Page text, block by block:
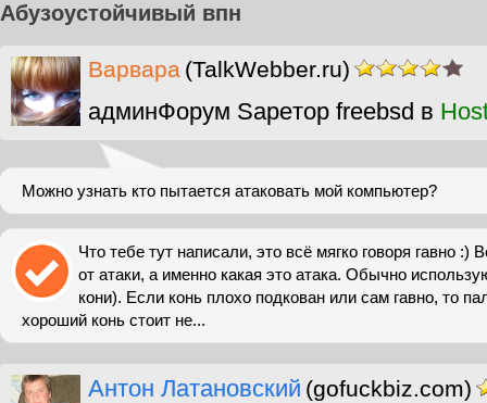
Абузоустойчивый впн
Варвара (TalkWebber.ru)
админФорум Sapeтор freebsd в
Можно узнать кто пытается атаковать мой компьютер?
Что тебе тут написали, это всё мягко говоря гавно :)
от атаки, а именно какая это атака. Обычно
кони). Если конь плохо подкован или сам гавно, то
хороший конь стоит не...
Антон Латановский (gofuckbiz.com)